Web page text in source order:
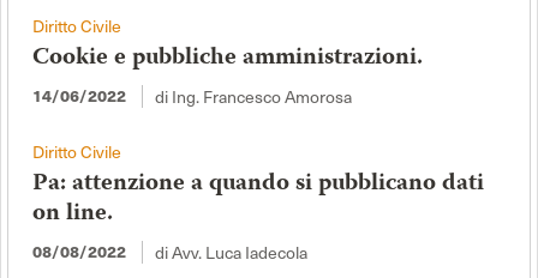
Diritto Civile
Cookie e pubbliche amministrazioni.
14/06/2022 di Ing. Francesco Amorosa
Diritto Civile
Pa: attenzione a quando si pubblicano dati
on line.
08/08/2022 di Avv. Luca Iadecola